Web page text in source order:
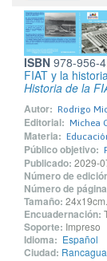
ISBN 978-956-
FIAT y la
Historia de la
Autor: Rodrigo
Editorial: Michea
Materia:
Público objetivo:
Publicado: 2029-
Número de
Número de
Tamaño: 24x19cm.
Encuadernación:
Soporte: Impreso
Idioma: Español
Ciudad: Rancagua